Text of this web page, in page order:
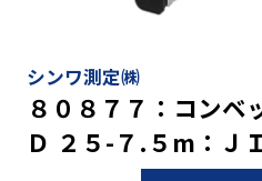
シンワ測定㈱
８０８７７：コンベ
Ｄ ２５-７.５m：Ｊ